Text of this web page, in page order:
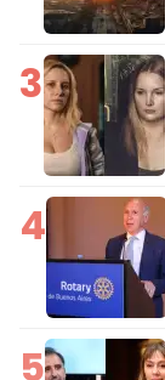
3
4
5